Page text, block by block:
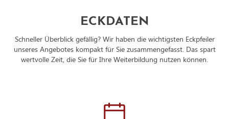
ECKDATEN
Schneller Überblick gefällig? Wir haben die wichtigsten Eckpfeiler
unseres Angebotes kompakt für Sie zusammengefasst. Das spart
wertvolle Zeit, die Sie für Ihre Weiterbildung nutzen können.